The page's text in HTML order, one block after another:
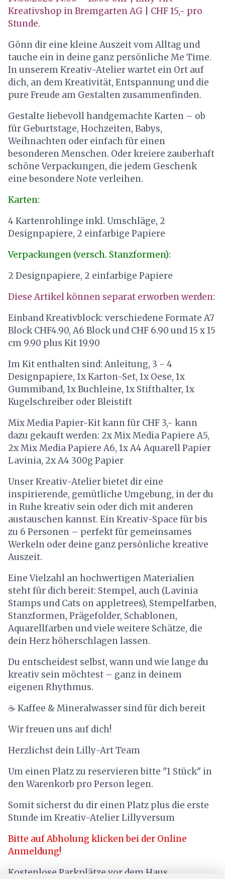
Kreativshop in Bremgarten AG | CHF 15,- pro
Stunde.
Gönn dir eine kleine Auszeit vom Alltag und
tauche ein in deine ganz persönliche Me Time.
In unserem Kreativ-Atelier wartet ein Ort auf
dich, an dem Kreativität, Entspannung und die
pure Freude am Gestalten zusammenfinden.
Gestalte liebevoll handgemachte Karten – ob
für Geburtstage, Hochzeiten, Babys,
Weihnachten oder einfach für einen
besonderen Menschen. Oder kreiere zauberhaft
schöne Verpackungen, die jedem Geschenk
eine besondere Note verleihen.
Karten:
4 Kartenrohlinge inkl. Umschläge, 2
Designpapiere, 2 einfarbige Papiere
Verpackungen (versch. Stanzformen):
2 Designpapiere, 2 einfarbige Papiere
Diese Artikel können separat erworben werden:
Einband Kreativblock: verschiedene Formate A7
Block CHF4.90, A6 Block und CHF 6.90 und 15 x 15
cm 9.90 plus Kit 19.90
Im Kit enthalten sind: Anleitung, 3 - 4
Designpapiere, 1x Karton-Set, 1x Oese, 1x
Gummiband, 1x Buchleine, 1x Stifthalter, 1x
Kugelschreiber oder Bleistift
Mix Media Papier-Kit kann für CHF 3,- kann
dazu gekauft werden: 2x Mix Media Papiere A5,
2x Mix Media Papiere A6, 1x A4 Aquarell Papier
Lavinia, 2x A4 300g Papier
Unser Kreativ-Atelier bietet dir eine
inspirierende, gemütliche Umgebung, in der du
in Ruhe kreativ sein oder dich mit anderen
austauschen kannst. Ein Kreativ-Space für bis
zu 6 Personen – perfekt für gemeinsames
Werkeln oder deine ganz persönliche kreative
Auszeit.
Eine Vielzahl an hochwertigen Materialien
steht für dich bereit: Stempel, auch (Lavinia
Stamps und Cats on appletrees), Stempelfarben,
Stanzformen, Prägefolder, Schablonen,
Aquarellfarben und viele weitere Schätze, die
dein Herz höherschlagen lassen.
Du entscheidest selbst, wann und wie lange du
kreativ sein möchtest – ganz in deinem
eigenen Rhythmus.
☕ Kaffee & Mineralwasser sind für dich bereit
Wir freuen uns auf dich!
Herzlichst dein Lilly-Art Team
Um einen Platz zu reservieren bitte "1 Stück" in
den Warenkorb pro Person legen.
Somit sicherst du dir einen Platz plus die erste
Stunde im Kreativ-Atelier Lillyversum
Bitte auf Abholung klicken bei der Online
Anmeldung!
Kostenlose Parkplätze vor dem Haus